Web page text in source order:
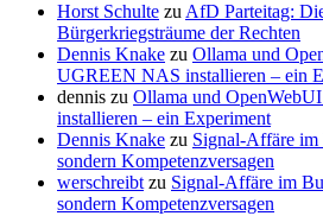
Horst Schulte zu AfD Parteitag:
Bürgerkriegsträume der Rechten
Dennis Knake zu Ollama und
UGREEN NAS installieren – ein
dennis zu Ollama und
installieren – ein Experiment
Dennis Knake zu Signal-Affäre im
sondern Kompetenzversagen
werschreibt zu Signal-Affäre im
sondern Kompetenzversagen